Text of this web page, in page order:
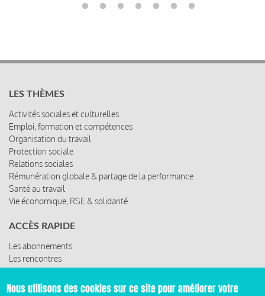
LES THÈMES
Activités sociales et culturelles
Emploi, formation et compétences
Organisation du travail
Protection sociale
Relations sociales
Rémunération globale & partage de la performance
Santé au travail
Vie économique, RSE & solidarité
ACCÈS RAPIDE
Les abonnements
Les rencontres
Les ressources
Nous utilisons des cookies sur ce site pour améliorer votre